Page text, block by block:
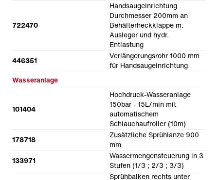
722470
Handsaugeinrichtung
Durchmesser 200mm an
Behälterheckklappe m.
Ausleger und hydr.
Entlastung
446351
Verlängerungsrohr 1000 mm
für Handsaugeinrichtung
Wasseranlage
101404
Hochdruck-Wasseranlage
150bar - 15L/min mit
automatischem
Schlauchaufroller (10m)
178718
Zusätzliche Sprühlanze 900
mm
133971
Wassermengensteuerung in 3
Stufen (1/3 ; 2/3 ; 3/3)
Sprühbalken rechts unter